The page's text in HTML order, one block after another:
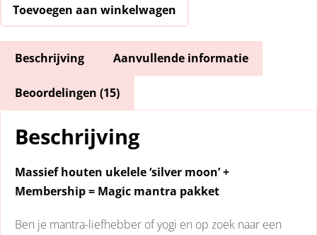
moon'
ukelele
massief
Mantra
aantal
Toevoegen aan winkelwagen
Beschrijving Aanvullende informatie
Beoordelingen (15)
Beschrijving
Massief houten ukelele ‘silver moon’ +
Membership = Magic mantra pakket
Ben je mantra-liefhebber of yogi en op zoek naar een